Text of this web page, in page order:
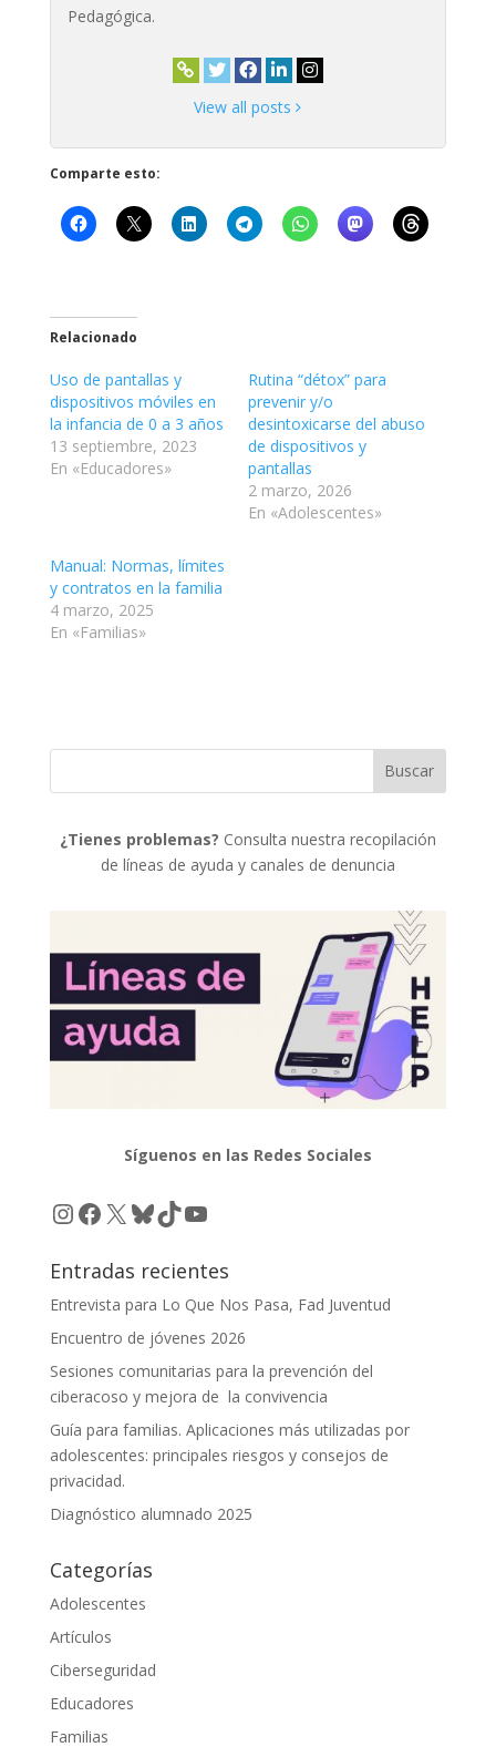
Pedagógica.
View all posts
Comparte esto:
Relacionado
Uso de pantallas y
dispositivos móviles en
la infancia de 0 a 3 años
13 septiembre, 2023
En «Educadores»
Rutina “détox” para
prevenir y/o
desintoxicarse del abuso
de dispositivos y
pantallas
2 marzo, 2026
En «Adolescentes»
Manual: Normas, límites
y contratos en la familia
4 marzo, 2025
En «Familias»
¿Tienes problemas? Consulta nuestra recopilación
de líneas de ayuda y canales de denuncia
Síguenos en las Redes Sociales
Instagram
Facebook
X Bluesky
TikTok
YouTube
Entradas recientes
Entrevista para Lo Que Nos Pasa, Fad Juventud
Encuentro de jóvenes 2026
Sesiones comunitarias para la prevención del
ciberacoso y mejora de la convivencia
Guía para familias. Aplicaciones más utilizadas por
adolescentes: principales riesgos y consejos de
privacidad.
Diagnóstico alumnado 2025
Categorías
Adolescentes
Artículos
Ciberseguridad
Educadores
Familias